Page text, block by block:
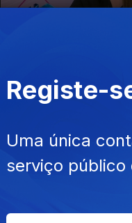
Registe-
Uma única
serviço público